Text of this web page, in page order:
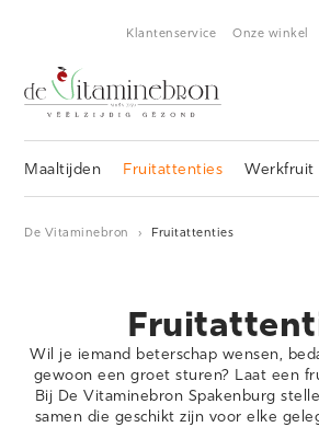
Klantenservice Onze winkel
Maaltijden Fruitattenties Werkfruit
De Vitaminebron › Fruitattenties
Wil je iemand beterschap wensen,
gewoon een groet sturen? Laat een
Bij De Vitaminebron Spakenburg
samen die geschikt zijn voor elke